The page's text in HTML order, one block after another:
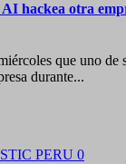
hackea otra
que uno de
durante...
PERU 0